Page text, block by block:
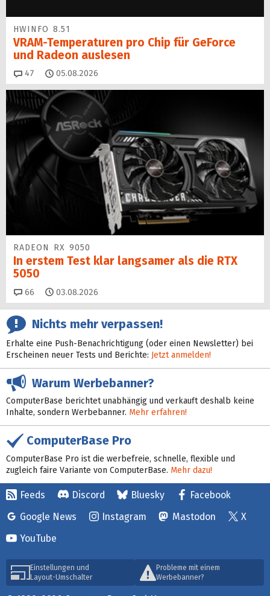
HWINFO 8.51
VRAM-Temperaturen pro Chip für GeForce
und Radeon auslesen
47 Kommentare
05.08.2026
RADEON RX 9050
In erstem Test klar langsamer als die RTX
5050
66 Kommentare
03.08.2026
Nichts mehr verpassen!
Erhalte eine Push-Benachrichtigung (oder einen Newsletter) bei
Erscheinen neuer Tests und Berichte: Jetzt anmelden!
Warum Werbebanner?
ComputerBase berichtet unabhängig und verkauft deshalb keine
Inhalte, sondern Werbebanner. Mehr erfahren!
ComputerBase Pro
ComputerBase Pro ist die werbefreie, schnelle, flexible und
zugleich faire Variante von ComputerBase. Mehr dazu!
Feeds Discord Bluesky
Facebook
Google News
Instagram Mastodon
X
YouTube
Einstellungen und
Layout-Umschalter
Probleme mit einem
Werbebanner?